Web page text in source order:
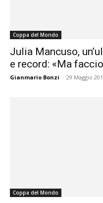
Coppa del Mondo
Julia Mancuso,
e record: «Ma
Gianmario Bonzi - 29 Maggio
Coppa del Mondo